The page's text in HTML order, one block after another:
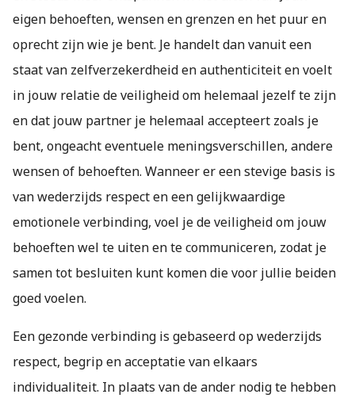
eigen behoeften, wensen en grenzen en het puur en
oprecht zijn wie je bent. Je handelt dan vanuit een
staat van zelfverzekerdheid en authenticiteit en voelt
in jouw relatie de veiligheid om helemaal jezelf te zijn
en dat jouw partner je helemaal accepteert zoals je
bent, ongeacht eventuele meningsverschillen, andere
wensen of behoeften. Wanneer er een stevige basis is
van wederzijds respect en een gelijkwaardige
emotionele verbinding, voel je de veiligheid om jouw
behoeften wel te uiten en te communiceren, zodat je
samen tot besluiten kunt komen die voor jullie beiden
goed voelen.
Een gezonde verbinding is gebaseerd op wederzijds
respect, begrip en acceptatie van elkaars
individualiteit. In plaats van de ander nodig te hebben